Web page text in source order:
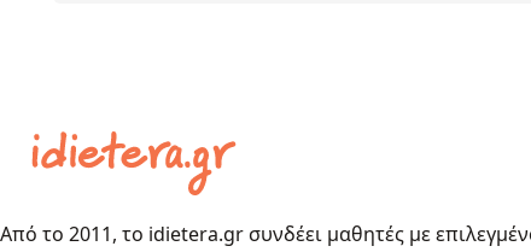
Από το 2011, το idietera.gr συνδέει μαθητές με